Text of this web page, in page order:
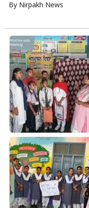
By Nirpakh News